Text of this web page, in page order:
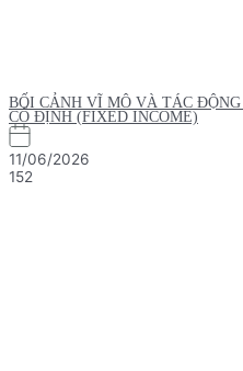
BỐI CẢNH VĨ MÔ VÀ TÁC
CỐ ĐỊNH (FIXED INCOME)
11/06/2026
152